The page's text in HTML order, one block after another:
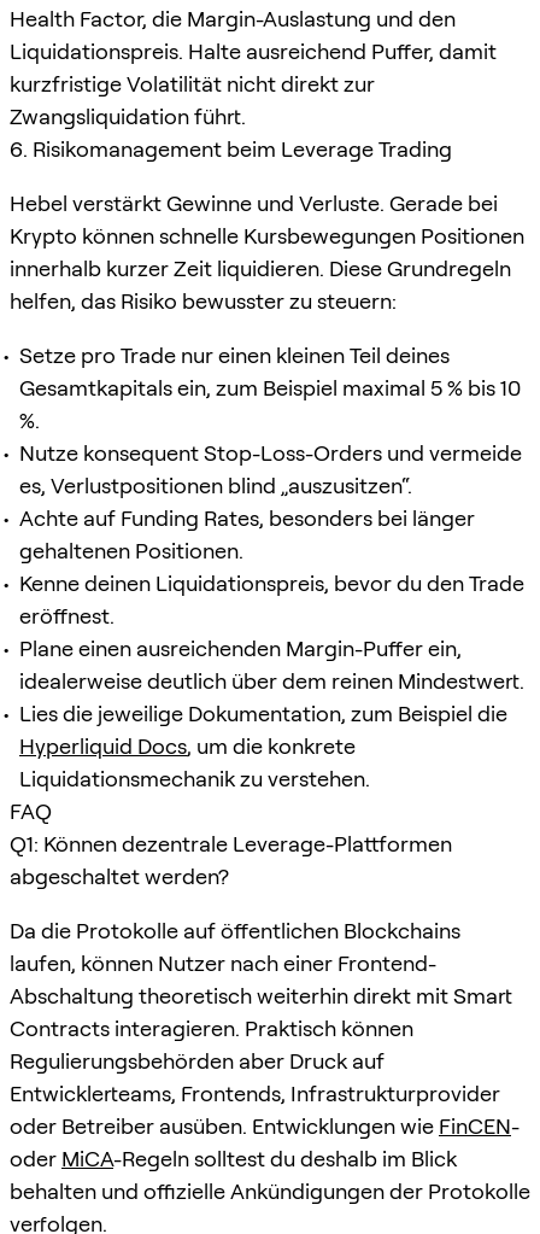
Health Factor, die Margin-Auslastung und den
Liquidationspreis. Halte ausreichend Puffer, damit
kurzfristige Volatilität nicht direkt zur
Zwangsliquidation führt.
6. Risikomanagement beim Leverage Trading
Hebel verstärkt Gewinne und Verluste. Gerade bei
Krypto können schnelle Kursbewegungen Positionen
innerhalb kurzer Zeit liquidieren. Diese Grundregeln
helfen, das Risiko bewusster zu steuern:
Setze pro Trade nur einen kleinen Teil deines
Gesamtkapitals ein, zum Beispiel maximal 5 % bis 10
%.
Nutze konsequent Stop-Loss-Orders und vermeide
es, Verlustpositionen blind „auszusitzen“.
Achte auf Funding Rates, besonders bei länger
gehaltenen Positionen.
Kenne deinen Liquidationspreis, bevor du den Trade
eröffnest.
Plane einen ausreichenden Margin-Puffer ein,
idealerweise deutlich über dem reinen Mindestwert.
Lies die jeweilige Dokumentation, zum Beispiel die
Hyperliquid Docs, um die konkrete
Liquidationsmechanik zu verstehen.
FAQ
Q1: Können dezentrale Leverage-Plattformen
abgeschaltet werden?
Da die Protokolle auf öffentlichen Blockchains
laufen, können Nutzer nach einer Frontend-
Abschaltung theoretisch weiterhin direkt mit Smart
Contracts interagieren. Praktisch können
Regulierungsbehörden aber Druck auf
Entwicklerteams, Frontends, Infrastrukturprovider
oder Betreiber ausüben. Entwicklungen wie FinCEN-
oder MiCA-Regeln solltest du deshalb im Blick
behalten und offizielle Ankündigungen der Protokolle
verfolgen.